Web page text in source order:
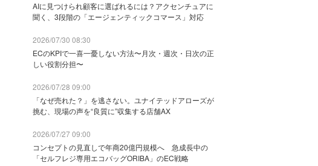
AIに見つけられ顧客に選ばれるには？アクセンチュアに
聞く、3段階の「エージェンティックコマース」対応
2026/07/30 08:30
ECのKPIで一喜一憂しない方法〜月次・週次・日次の正
しい役割分担〜
2026/07/28 09:00
「なぜ売れた？」を逃さない。ユナイテッドアローズが
挑む、現場の声を“良質に”収集する店舗AX
2026/07/27 09:00
コンセプトの見直しで年商20億円規模へ 急成長中の
「セルフレジ専用エコバッグORIBA」のEC戦略